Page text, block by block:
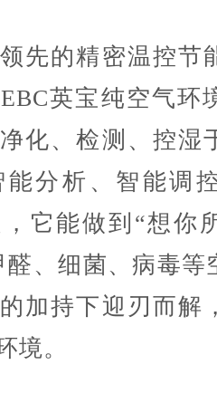
的精密温控节
英宝纯空气环
化、检测、控湿
能分析、智能调
它能做到“想你
醛、细菌、病毒等
加持下迎刃而解
境。